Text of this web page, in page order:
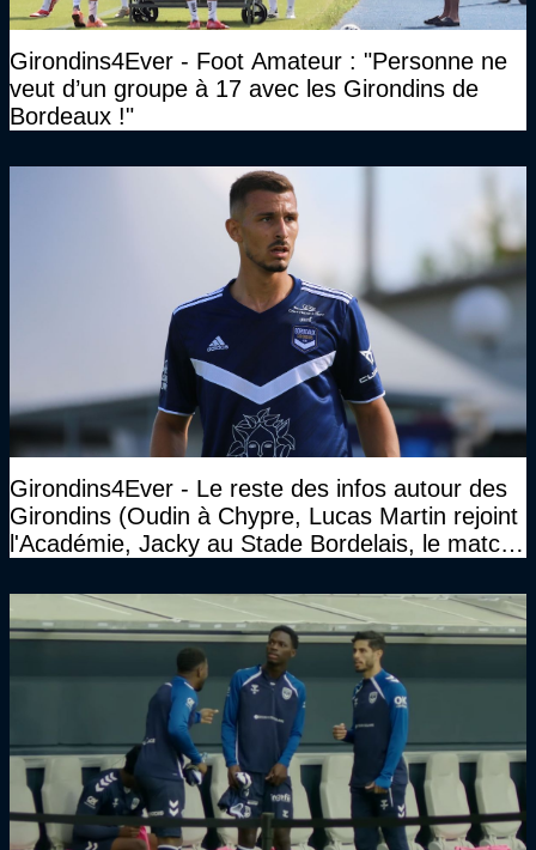
Girondins4Ever - Foot Amateur : "Personne ne
veut d’un groupe à 17 avec les Girondins de
Bordeaux !"
Girondins4Ever - Le reste des infos autour des
Girondins (Oudin à Chypre, Lucas Martin rejoint
l'Académie, Jacky au Stade Bordelais, le match